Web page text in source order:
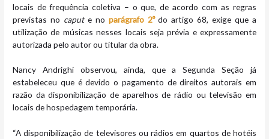
locais de frequência coletiva – o que, de acordo com as regras
previstas no capute no parágrafo 2ºdo artigo 68, exige que a
utilização de músicas nesses locais seja prévia e expressamente
autorizada pelo autor ou titular da obra.
Nancy Andrighi observou, ainda, que a Segunda Seção já
estabeleceu que é devido o pagamento de direitos autorais em
razão da disponibilização de aparelhos de rádio ou televisão em
locais de hospedagem temporária.
“A disponibilização de televisores ou rádios em quartos de hotéis